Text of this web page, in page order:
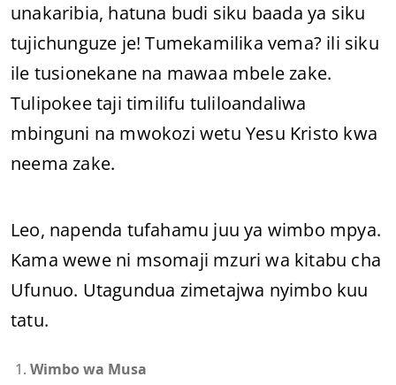
unakaribia, hatuna budi siku baada ya siku
tujichunguze je! Tumekamilika vema? ili siku
ile tusionekane na mawaa mbele zake.
Tulipokee taji timilifu tuliloandaliwa
mbinguni na mwokozi wetu Yesu Kristo kwa
neema zake.
Leo, napenda tufahamu juu ya wimbo mpya.
Kama wewe ni msomaji mzuri wa kitabu cha
Ufunuo. Utagundua zimetajwa nyimbo kuu
tatu.
Wimbo wa Musa